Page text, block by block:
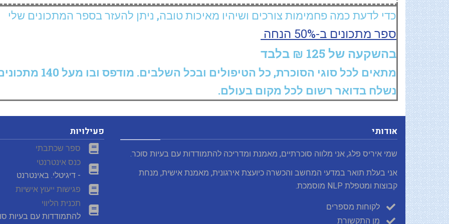
כדי לדעת כמה פחמימות צורכים ושיהיו מאיכות טובה, ניתן להעזר בספר המתכונים שלי
ספר מתכונים ב-50% הנחה
בהשקעה של 125 ₪ בלבד
מתאים לכל סוגי הסוכרת, כל הטיפולים ובכל השלבים. מודפס ובו מעל 140 מתכונים.
נשלח בדואר רשום לכל מקום בעולם.
אודותי
שמי איריס פלג, אני מלווה סוכרתיים, מאמנת ומדריכה להתמודדות עם בעיות סוכר.
אני בעלת תואר במדעי המחשב והכשרה כיועצת אירגונית, מאמנת אישית, מנחת
קבוצות ומטפלת NLP מוסמכת.
לקוחות מספרים
מן התקשורת
פעילויות
ספר שכתבתי
כנס אינטרנטי
- דיגיטלי. באינטרנט
פגישות ייעוץ אישיות
תכנית הליווי
להתמודדות עם בעיות